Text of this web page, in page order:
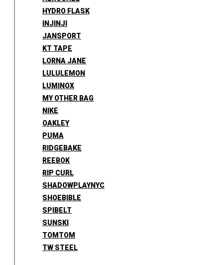
HYDRO FLASK
INJINJI
JANSPORT
KT TAPE
LORNA JANE
LULULEMON
LUMINOX
MY OTHER BAG
NIKE
OAKLEY
PUMA
RIDGEBAKE
REEBOK
RIP CURL
SHADOWPLAYNYC
SHOEBIBLE
SPIBELT
SUNSKI
TOMTOM
TW STEEL